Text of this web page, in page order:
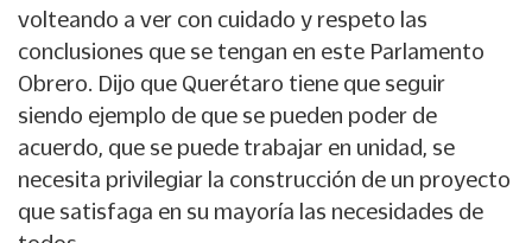
volteando a ver con cuidado y respeto las
conclusiones que se tengan en este Parlamento
Obrero. Dijo que Querétaro tiene que seguir
siendo ejemplo de que se pueden poder de
acuerdo, que se puede trabajar en unidad, se
necesita privilegiar la construcción de un proyecto
que satisfaga en su mayoría las necesidades de